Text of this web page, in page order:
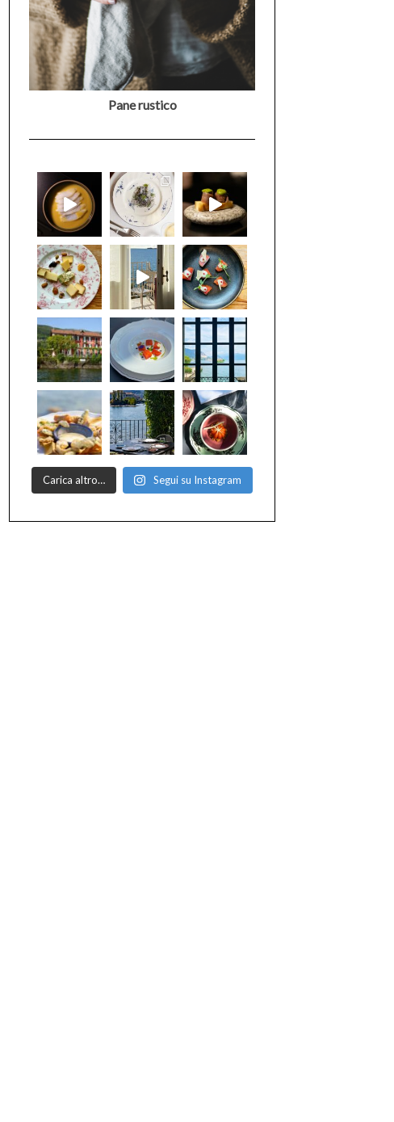
Pane rustico
Carica altro… Segui su Instagram